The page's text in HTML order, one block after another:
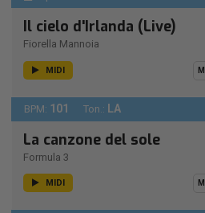
Il cielo d'Irlanda (Live)
Fiorella Mannoia
MIDI
BPM: 101 Ton.: LA
La canzone del sole
Formula 3
MIDI